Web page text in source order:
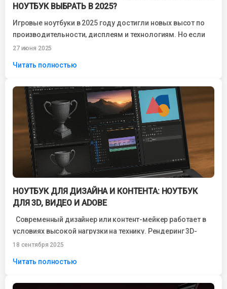
НОУТБУК ВЫБРАТЬ В 2025?
Игровые ноутбуки в 2025 году достигли новых высот по
производительности, дисплеям и технологиям. Но если
вы стоите перед выбором: ASUS...
27 июня 2025
Читать полностью
НОУТБУК ДЛЯ ДИЗАЙНА И КОНТЕНТА: НОУТБУК
ДЛЯ 3D, ВИДЕО И ADOBE
Современный дизайнер или контент-мейкер работает в
условиях высокой нагрузки на технику. Рендеринг 3D-
моделей, монтаж видео в 4K, обработка фотографий...
18 сентября 2025
Читать полностью